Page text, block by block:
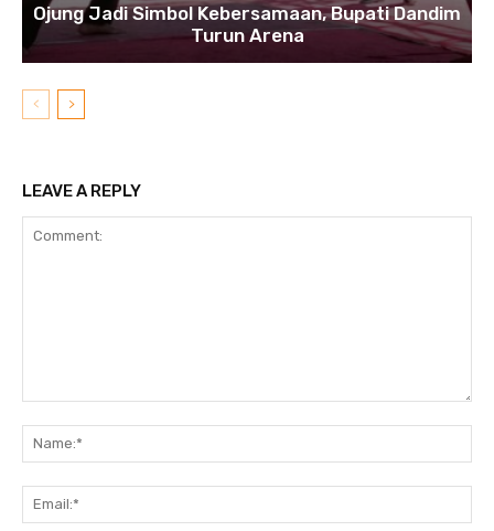
Ojung Jadi Simbol Kebersamaan, Bupati Dandim
Turun Arena
LEAVE A REPLY